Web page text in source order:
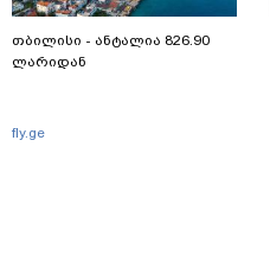
თბილისი - ანტალია 826.90
ლარიდან
fly.ge